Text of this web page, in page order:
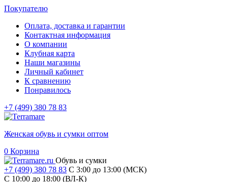
Покупателю
Оплата, доставка и гарантии
Контактная информация
О компании
Клубная карта
Наши магазины
Личный кабинет
К сравнению
Понравилось
+7 (499) 380 78 83
Женская обувь и сумки оптом
0 Корзина
Обувь и сумки
+7 (499) 380 78 83 С 3:00 до 13:00 (МСК)
C 10:00 до 18:00 (ВЛ-К)